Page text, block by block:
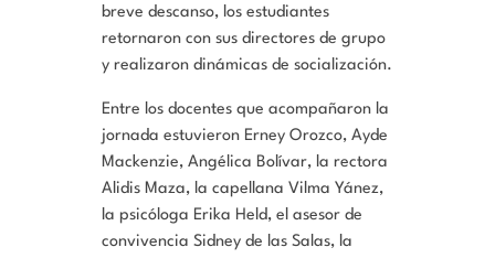
breve descanso, los estudiantes
retornaron con sus directores de grupo
y realizaron dinámicas de socialización.
Entre los docentes que acompañaron la
jornada estuvieron Erney Orozco, Ayde
Mackenzie, Angélica Bolívar, la rectora
Alidis Maza, la capellana Vilma Yánez,
la psicóloga Erika Held, el asesor de
convivencia Sidney de las Salas, la